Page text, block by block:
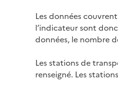
Les données
l’indicateur sont
données, le nombre
Les stations de
renseigné. Les